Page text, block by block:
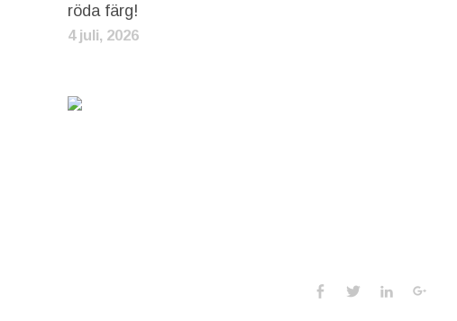
röda färg!
4 juli, 2026
Social
Facebook
TwitterLinkedIn